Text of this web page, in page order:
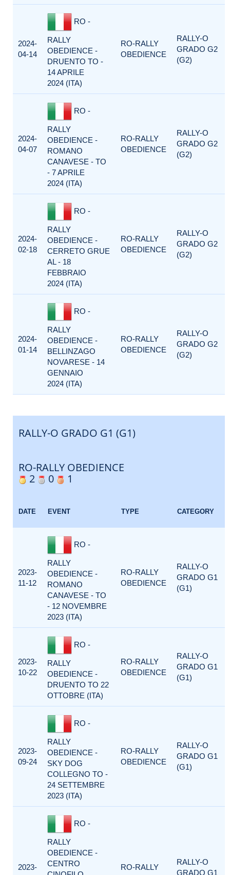
2024-
04-14
RO -
RALLY
OBEDIENCE -
DRUENTO TO -
14 APRILE
2024 (ITA)
RO-RALLY
OBEDIENCE
RALLY-O
GRADO G2
(G2)
2024-
04-07
RO -
RALLY
OBEDIENCE -
ROMANO
CANAVESE - TO
- 7 APRILE
2024 (ITA)
RO-RALLY
OBEDIENCE
RALLY-O
GRADO G2
(G2)
2024-
02-18
RO -
RALLY
OBEDIENCE -
CERRETO GRUE
AL - 18
FEBBRAIO
2024 (ITA)
RO-RALLY
OBEDIENCE
RALLY-O
GRADO G2
(G2)
2024-
01-14
RO -
RALLY
OBEDIENCE -
BELLINZAGO
NOVARESE - 14
GENNAIO
2024 (ITA)
RO-RALLY
OBEDIENCE
RALLY-O
GRADO G2
(G2)
RALLY-O GRADO G1 (G1)
RO-RALLY OBEDIENCE
2
0 1
DATE EVENT TYPE CATEGORY
2023-
11-12
RO -
RALLY
OBEDIENCE -
ROMANO
CANAVESE - TO
- 12 NOVEMBRE
2023 (ITA)
RO-RALLY
OBEDIENCE
RALLY-O
GRADO G1
(G1)
2023-
10-22
RO -
RALLY
OBEDIENCE -
DRUENTO TO 22
OTTOBRE (ITA)
RO-RALLY
OBEDIENCE
RALLY-O
GRADO G1
(G1)
2023-
09-24
RO -
RALLY
OBEDIENCE -
SKY DOG
COLLEGNO TO -
24 SETTEMBRE
2023 (ITA)
RO-RALLY
OBEDIENCE
RALLY-O
GRADO G1
(G1)
2023-
RO -
RALLY
OBEDIENCE -
CENTRO
RO-RALLY
RALLY-O
GRADO G1